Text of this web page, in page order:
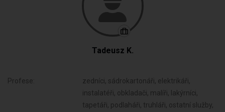
Tadeusz K.
Profese:
zedníci, sádrokartonáři, elektrikáři,
instalatéři, obkladači, malíři, lakýrníci,
tapetáři, podlaháři, truhláři, ostatní služby,